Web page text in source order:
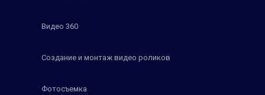
Видео 360
Создание и монтаж видео роликов
Фотосъемка